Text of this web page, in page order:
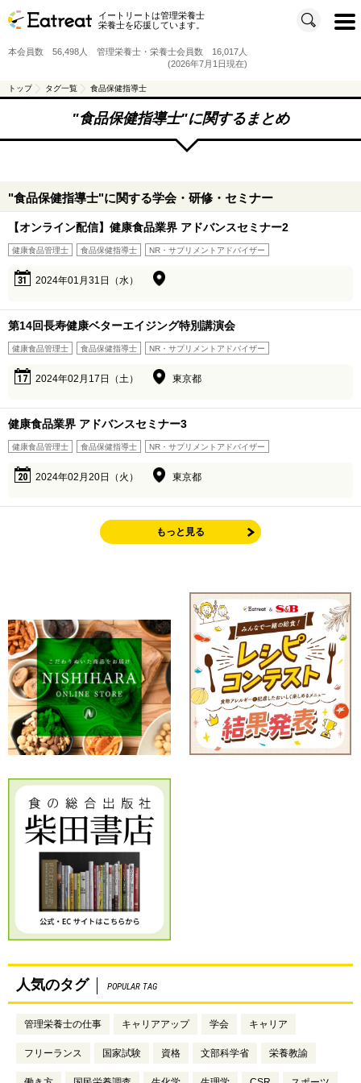
イートリートは管理栄養士
栄養士を応援しています。
t
o
i
o
本会員数 56,498人 管理栄養士・栄養士会員数 16,017人
(2026年7月1日現在)
トップ タグ一覧 食品保健指導士
"食品保健指導士"に関するまとめ
"食品保健指導士"に関する学会・研修・セミナー
【オンライン配信】健康食品業界 アドバンスセミナー2
健康食品管理士 食品保健指導士 NR・サプリメントアドバイザー
31 2024年01月31日（水）
第14回長寿健康ベターエイジング特別講演会
健康食品管理士 食品保健指導士 NR・サプリメントアドバイザー
17 2024年02月17日（土） 東京都
健康食品業界 アドバンスセミナー3
健康食品管理士 食品保健指導士 NR・サプリメントアドバイザー
20 2024年02月20日（火） 東京都
もっと見る
人気のタグ POPULAR TAG
管理栄養士の仕事 キャリアアップ 学会 キャリア
フリーランス 国家試験 資格 文部科学省 栄養教諭